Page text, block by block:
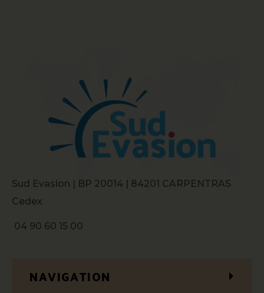
Sud Evasion | BP 20014 | 84201 CARPENTRAS
Cedex
04 90 60 15 00
NAVIGATION